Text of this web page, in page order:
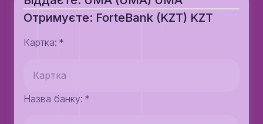
Отримуєте: ForteBank (KZT) KZT
Картка: *
Назва банку: *